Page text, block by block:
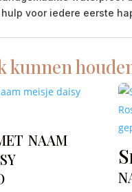
voor iedere eerste
kunnen
naam